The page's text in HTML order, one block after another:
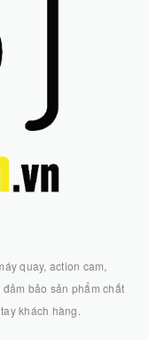
bảo sản phẩm chất
khách hàng.